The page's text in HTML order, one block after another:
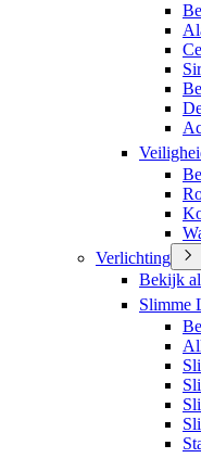
Verlichting
Bekijk
Slimme